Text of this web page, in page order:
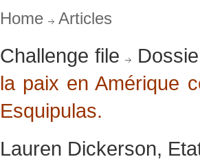
Home Articles
Challenge file
la paix en Amérique
Esquipulas.
Lauren Dickerson,